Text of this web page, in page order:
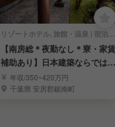
リゾートホテル, 旅館・温泉 | 宿泊部門 | 宿泊全般
【南房総＊夜勤なし＊寮・家賃
補助あり】日本建築ならではの
趣×現代的な快適さ
年収/350~420万円
千葉県 安房郡鋸南町